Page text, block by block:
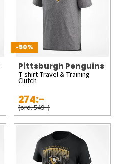
-50%
Pittsburgh Penguins
T-shirt Travel & Training
Clutch
274:-
(ord. 549:-)